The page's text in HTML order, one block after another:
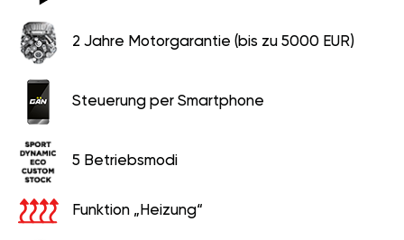
2 Jahre Motorgarantie (bis zu 5000 EUR)
Steuerung per Smartphone
5 Betriebsmodi
Funktion „Heizung“